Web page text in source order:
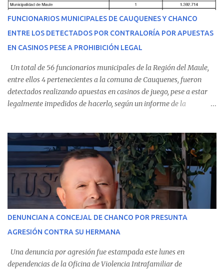
recibir atención especializada en el centro de destino. Apenas se
conoció la gravedad de su condición, sus padres —residentes en
Villarrica— se trasladaron a Cauquenes con la esperanza de una
evolución favorable. No obstante, alrededo...
FUNCIONARIOS MUNICIPALES DE CAUQUENES Y CHANCO
ENTRE LOS DETECTADOS POR CONTRALORÍA POR APUESTAS
EN CASINOS PESE A PROHIBICIÓN LEGAL
Un total de 56 funcionarios municipales de la Región del Maule,
entre ellos 4 pertenecientes a la comuna de Cauquenes, fueron
detectados realizando apuestas en casinos de juego, pese a estar
legalmente impedidos de hacerlo, según un informe de la
estableció que estos funcionarios —quienes administran o
custodian fondos públicos— efectuaron transacciones por un
monto total de $116.075.918 entre enero de 2024 y junio de 2025.
En el detalle regional, se indica que en la comuna de Cauquenes se
identificó a cuatro funcionarios involucrados en este tipo de
operaciones. Asimismo, se precisa que uno de los casos
corresponde a un funcionario de la Municipalidad de Chanco,
detectaron incumplimientos a la normativa vigente. El informe
precisa que la mayor cantidad de dinero apostado se registró en
Talca, donde...
DENUNCIAN A CONCEJAL DE CHANCO POR PRESUNTA
AGRESIÓN CONTRA SU HERMANA
Una denuncia por agresión fue estampada este lunes en
dependencias de la Oficina de Violencia Intrafamiliar de